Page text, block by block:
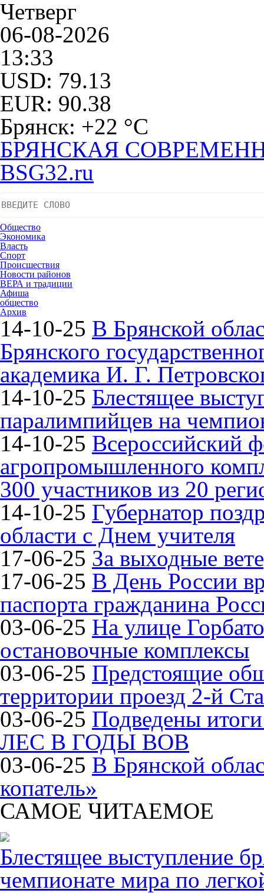
Четверг
06-08-2026
13:33
USD: 79.13
EUR: 90.38
Брянск: +22 °С
БРЯНСКАЯ
BSG32.ru
Общество
Экономика
Власть
Спорт
Происшествия
Новости районов
ВЕРА и традиции
Афиша
общество
Архив
14-10-25 В Брянской
Брянского
академика И. Г.
14-10-25 Блестящее
паралимпийцев на
14-10-25 Всероссийский
агропромышленного
300 участников из 20
14-10-25 Губернатор
области с Днем учителя
17-06-25 За выходные
17-06-25 В День России
паспорта гражданина
03-06-25 На улице
остановочные комплексы
03-06-25 Предстоящие
территории проезд 2-й
03-06-25 Подведены
ЛЕС В ГОДЫ ВОВ
03-06-25 В Брянской
копатель»
САМОЕ ЧИТАЕМОЕ
Блестящее выступление
чемпионате мира по